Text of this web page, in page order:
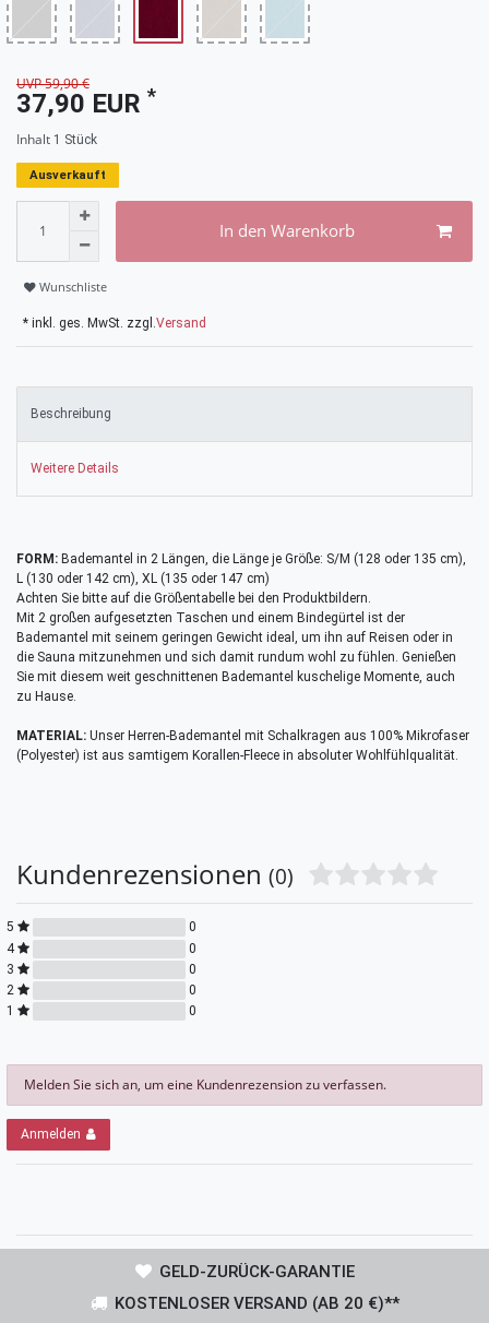
UVP 59,90 €
37,90 EUR *
Inhalt 1 Stück
Ausverkauft
In den Warenkorb
Wunschliste
* inkl. ges. MwSt. zzgl. Versand
Beschreibung
Weitere Details
FORM: Bademantel in 2 Längen, die Länge je Größe: S/M (128 oder 135 cm),
L (130 oder 142 cm), XL (135 oder 147 cm)
Achten Sie bitte auf die Größentabelle bei den Produktbildern.
Mit 2 großen aufgesetzten Taschen und einem Bindegürtel ist der
Bademantel mit seinem geringen Gewicht ideal, um ihn auf Reisen oder in
die Sauna mitzunehmen und sich damit rundum wohl zu fühlen. Genießen
Sie mit diesem weit geschnittenen Bademantel kuschelige Momente, auch
zu Hause.
MATERIAL: Unser Herren-Bademantel mit Schalkragen aus 100% Mikrofaser
(Polyester) ist aus samtigem Korallen-Fleece in absoluter Wohlfühlqualität.
Kundenrezensionen (0)
5
0
4
0
3
0
2
0
1
0
Melden Sie sich an, um eine Kundenrezension zu verfassen.
Anmelden
GELD-ZURÜCK-GARANTIE
KOSTENLOSER VERSAND (AB 20 €)**